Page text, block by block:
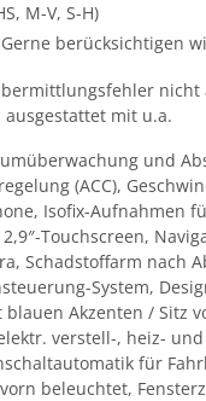
M-V, S-H)
berücksichtigen
ausgestattet mit u.a.
und
(ACC),
Isofix-
Touchscreen,
Schadstoffarm nach
System,
Akzenten /
verstell-, heiz-
für
beleuchtet,